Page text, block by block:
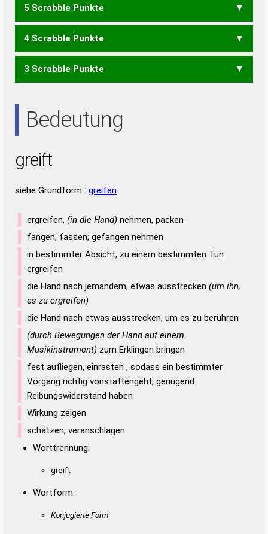
FEI FIT GIERT GRITE
5 Scrabble Punkte
GEIT GERT GIER GRIT
4 Scrabble Punkte
ERG GEI GER REG REIT
3 Scrabble Punkte
Bedeutung
greift
siehe Grundform : greifen
ergreifen, (in die Hand) nehmen, packen
fangen, fassen; gefangen nehmen
in bestimmter Absicht, zu einem bestimmten Tun
ergreifen
die Hand nach jemandem, etwas ausstrecken (um ihn,
es zu ergreifen)
die Hand nach etwas ausstrecken, um es zu berühren
(durch Bewegungen der Hand auf einem
Musikinstrument) zum Erklingen bringen
fest aufliegen, einrasten , sodass ein bestimmter
Vorgang richtig vonstattengeht; genügend
Reibungswiderstand haben
Wirkung zeigen
schätzen, veranschlagen
Worttrennung:
greift
Wortform:
Konjugierte Form